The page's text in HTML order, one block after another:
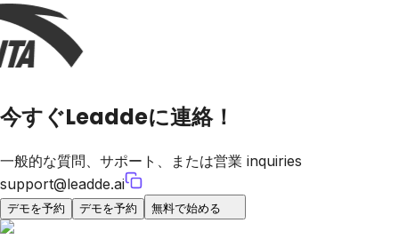
今すぐLeaddeに連絡！
一般的な質問、サポート、または営業 inquiries
support@leadde.ai
デモを予約 デモを予約 無料で始める